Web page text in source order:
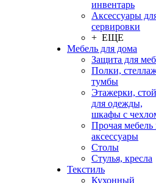
инвентарь
Аксессуары
сервировки
+ ЕЩЕ
Мебель для дома
Защита для
Полки,
тумбы
Этажерки,
для одежды,
шкафы с
Прочая мебель
аксессуары
Столы
Стулья, кресла
Текстиль
Кухонный